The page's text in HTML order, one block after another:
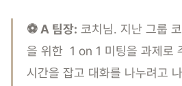
⚽️ A 팀장: 코치님. 지난 그룹
을 위한 1 on 1 미팅을 과제로
시간을 잡고 대화를 나누려고